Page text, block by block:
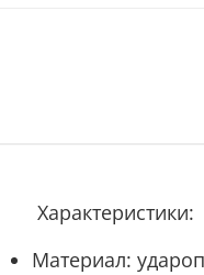
Характеристики:
Материал: